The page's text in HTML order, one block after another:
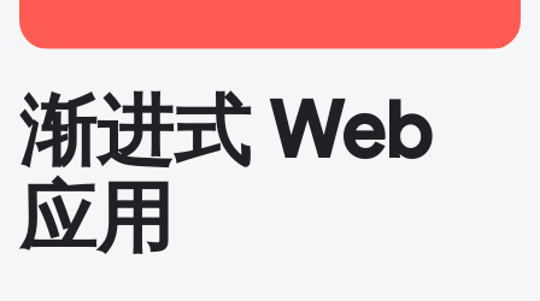
渐进式 Web
应用